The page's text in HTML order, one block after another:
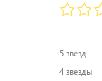
5 звезд
4 звезды